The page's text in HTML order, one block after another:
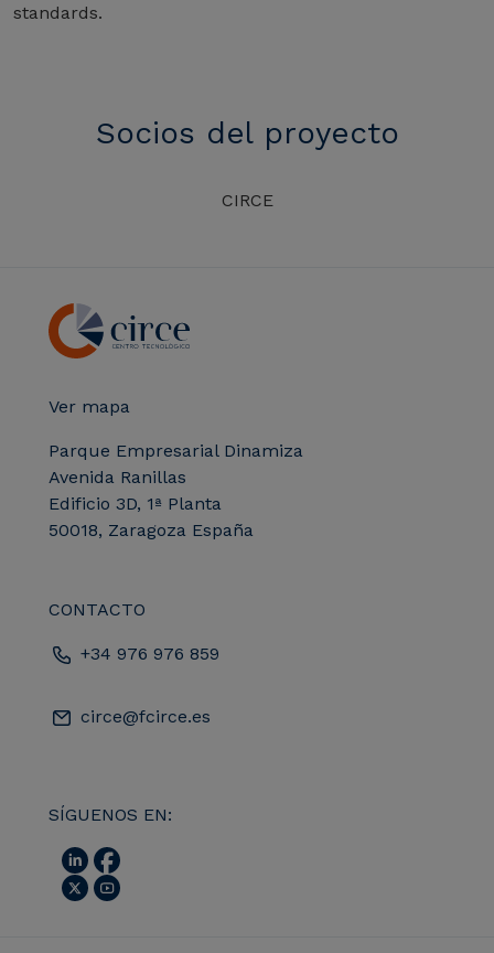
standards.
Socios del proyecto
CIRCE
Ver mapa
Parque Empresarial Dinamiza
Avenida Ranillas
Edificio 3D, 1ª Planta
50018, Zaragoza España
CONTACTO
+34 976 976 859
circe@fcirce.es
SÍGUENOS EN: